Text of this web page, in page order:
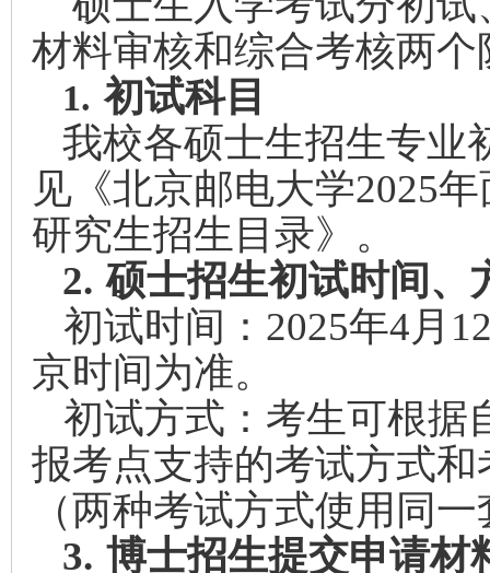
材料审核和综合考核两个
1. 初试科目
我校各硕士生招生专业
见《北京邮电大学2025
研究生招生目录》。
2. 硕士招生初试时间、
初试时间：2025年4月
京时间为准。
初试方式：考生可根据
报考点支持的考试方式
（两种考试方式使用同
3. 博士招生提交申请材